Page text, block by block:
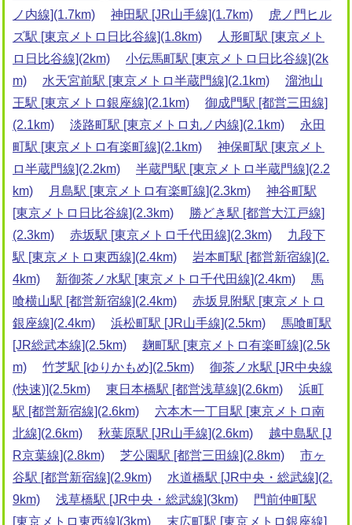
ノ内線](1.7km)
神田駅 [JR山手線](1.7km)
虎ノ門ヒル
ズ駅 [東京メトロ日比谷線](1.8km)
人形町駅 [東京メト
ロ日比谷線](2km)
小伝馬町駅 [東京メトロ日比谷線](2k
m)
水天宮前駅 [東京メトロ半蔵門線](2.1km)
溜池山
王駅 [東京メトロ銀座線](2.1km)
御成門駅 [都営三田線]
(2.1km)
淡路町駅 [東京メトロ丸ノ内線](2.1km)
永田
町駅 [東京メトロ有楽町線](2.1km)
神保町駅 [東京メト
ロ半蔵門線](2.2km)
半蔵門駅 [東京メトロ半蔵門線](2.2
km)
月島駅 [東京メトロ有楽町線](2.3km)
神谷町駅
[東京メトロ日比谷線](2.3km)
勝どき駅 [都営大江戸線]
(2.3km)
赤坂駅 [東京メトロ千代田線](2.3km)
九段下
駅 [東京メトロ東西線](2.4km)
岩本町駅 [都営新宿線](2.
4km)
新御茶ノ水駅 [東京メトロ千代田線](2.4km)
馬
喰横山駅 [都営新宿線](2.4km)
赤坂見附駅 [東京メトロ
銀座線](2.4km)
浜松町駅 [JR山手線](2.5km)
馬喰町駅
[JR総武本線](2.5km)
麹町駅 [東京メトロ有楽町線](2.5k
m)
竹芝駅 [ゆりかもめ](2.5km)
御茶ノ水駅 [JR中央線
(快速)](2.5km)
東日本橋駅 [都営浅草線](2.6km)
浜町
駅 [都営新宿線](2.6km)
六本木一丁目駅 [東京メトロ南
北線](2.6km)
秋葉原駅 [JR山手線](2.6km)
越中島駅 [J
R京葉線](2.8km)
芝公園駅 [都営三田線](2.8km)
市ヶ
谷駅 [都営新宿線](2.9km)
水道橋駅 [JR中央・総武線](2.
9km)
浅草橋駅 [JR中央・総武線](3km)
門前仲町駅
[東京メトロ東西線](3km)
末広町駅 [東京メトロ銀座線]